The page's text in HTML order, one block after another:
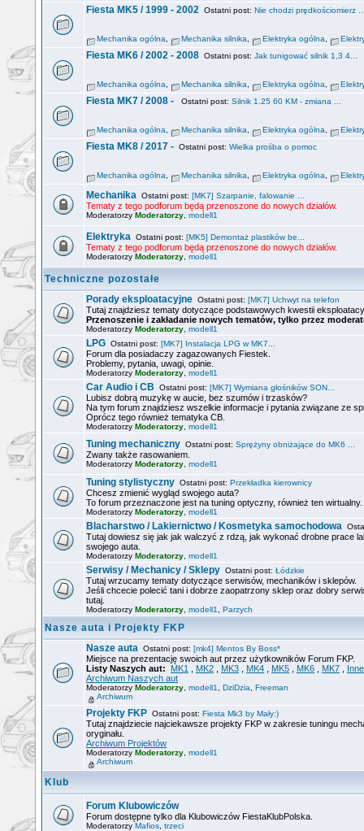
Fiesta MK5 / 1999 - 2002 Ostatni post: Nie chodzi prędkościomierz
Mechanika ogólna Mechanika silnika Elektryka ogólna
Fiesta MK6 / 2002 - 2008 Ostatni post: Jak tunigować silnik 1,3 4...
Mechanika ogólna Mechanika silnika Elektryka ogólna
Fiesta MK7 / 2008 - Ostatni post: Silnik 1.25 60 KM - zmiana ...
Mechanika ogólna Mechanika silnika Elektryka ogólna
Fiesta MK8 / 2017 - Ostatni post: Wielka prośba o pomoc
Mechanika ogólna Mechanika silnika Elektryka ogólna
Mechanika Ostatni post: [MK7] Szarpanie, falowanie ...
Tematy z tego podforum będą przenoszone do nowych działów.
Moderatorzy Moderatorzy modell1
Elektryka Ostatni post: [MK5] Demontaż plastików be...
Tematy z tego podforum będą przenoszone do nowych działów.
Moderatorzy Moderatorzy modell1
Techniczne pozostałe
Porady eksploatacyjne Ostatni post: [MK7] Uchwyt na telefon
Tutaj znajdziesz tematy dotyczące podstawowych kwestii
Przenoszenie i zakładanie nowych tematów, tylko przez
Moderatorzy Moderatorzy modell1
LPG Ostatni post: [MK7] Instalacja LPG w MK7...
Forum dla posiadaczy zagazowanych Fiestek.
Problemy, pytania, uwagi, opinie.
Moderatorzy Moderatorzy modell1
Car Audio i CB Ostatni post: [MK7] Wymiana głośników SON...
Lubisz dobrą muzykę w aucie, bez szumów i trzasków?
Na tym forum znajdziesz wszelkie informacje i pytania związane ze
Oprócz tego również tematyka CB.
Moderatorzy Moderatorzy modell1
Tuning mechaniczny Ostatni post: Sprężyny obniżające do MK6 ...
Zwany także rasowaniem.
Moderatorzy Moderatorzy modell1
Tuning stylistyczny Ostatni post: Przekładka kierownicy
Chcesz zmienić wygląd swojego auta?
To forum przeznaczone jest na tuning optyczny, również ten wirtualny.
Moderatorzy Moderatorzy modell1
Blacharstwo / Lakiernictwo / Kosmetyka samochodowa
Tutaj dowiesz się jak jak walczyć z rdzą, jak wykonać drobne prace
swojego auta.
Moderatorzy Moderatorzy modell1
Serwisy / Mechanicy / Sklepy Ostatni post: Łódzkie
Tutaj wrzucamy tematy dotyczące serwisów, mechaników i sklepów.
Jeśli chcecie polecić tani i dobrze zaopatrzony sklep oraz dobry
tutaj.
Moderatorzy Moderatorzy modell1 Parzych
Nasze auta i Projekty FKP
Nasze auta Ostatni post: [mk4] Mentos By Boss*
Miejsce na prezentację swoich aut przez użytkowników Forum FKP.
Listy Naszych aut:
MK1 MK2 MK3 MK4 MK5 MK6 MK7
Inne
Archiwum Naszych aut
Moderatorzy Moderatorzy modell1 DziDzia
Freeman
Archiwum
Projekty FKP Ostatni post: Fiesta Mk3 by Mały:)
Tutaj znajdziecie najciekawsze projekty FKP w zakresie tuningu
oryginału.
Archiwum Projektów
Moderatorzy Moderatorzy modell1
Archiwum
Klub
Forum Klubowiczów
Forum dostępne tylko dla Klubowiczów FiestaKlubPolska.
Moderatorzy Mafios trzeci